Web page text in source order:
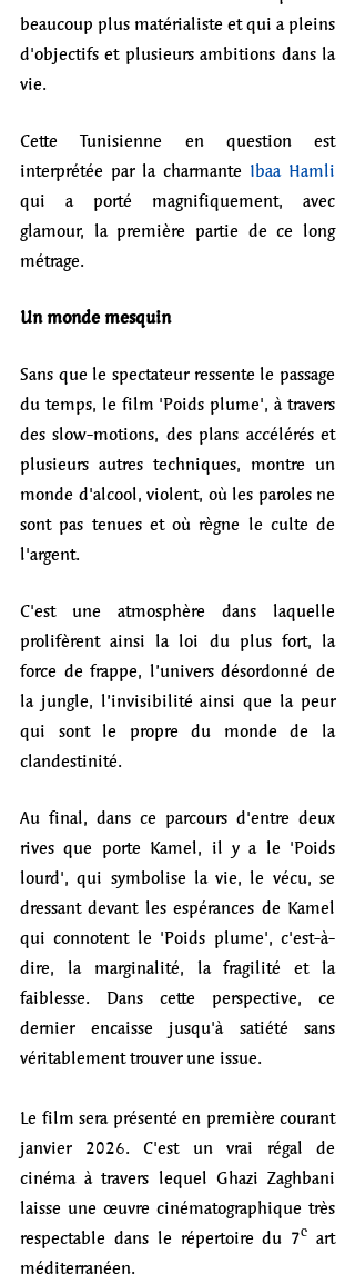
beaucoup plus matérialiste et qui a pleins
d'objectifs et plusieurs ambitions dans la
vie.
Cette Tunisienne en question est
interprétée par la charmante Ibaa Hamli
qui a porté magnifiquement, avec
glamour, la première partie de ce long
métrage.
Un monde mesquin
Sans que le spectateur ressente le passage
du temps, le film 'Poids plume', à travers
des slow-motions, des plans accélérés et
plusieurs autres techniques, montre un
monde d'alcool, violent, où les paroles ne
sont pas tenues et où règne le culte de
l'argent.
C'est une atmosphère dans laquelle
prolifèrent ainsi la loi du plus fort, la
force de frappe, l’univers désordonné de
la jungle, l’invisibilité ainsi que la peur
qui sont le propre du monde de la
clandestinité.
Au final, dans ce parcours d'entre deux
rives que porte Kamel, il y a le 'Poids
lourd', qui symbolise la vie, le vécu, se
dressant devant les espérances de Kamel
qui connotent le 'Poids plume', c'est-à-
dire, la marginalité, la fragilité et la
faiblesse. Dans cette perspective, ce
dernier encaisse jusqu'à satiété sans
véritablement trouver une issue.
Le film sera présenté en première courant
janvier 2026. C'est un vrai régal de
cinéma à travers lequel Ghazi Zaghbani
laisse une œuvre cinématographique très
respectable dans le répertoire du 7ᵉ art
méditerranéen.